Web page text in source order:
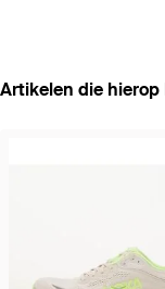
Artikelen die hierop